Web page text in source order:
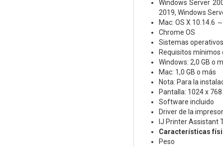
Windows Server
2019, Windows
Mac: OS X 10.14.6
Chrome OS
Sistemas
Requisitos mínimos
Windows: 2,0 GB o
Mac: 1,0 GB o más
Nota: Para la
Pantalla: 1024 x 768
Software incluido
Driver de la
IJ Printer Assistant
Características
Peso